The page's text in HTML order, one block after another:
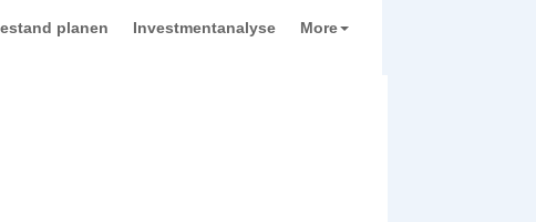
planen Investmentanalyse More